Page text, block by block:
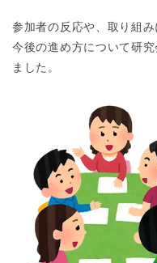
参加者の反応や、取り組み
今後の進め方について研
ました。